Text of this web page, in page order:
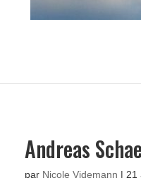
Andreas
par Nicole Videmann | 21